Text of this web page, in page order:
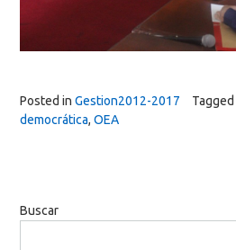
Posted in Gestion2012-2017 Tagged
democrática, OEA
Buscar